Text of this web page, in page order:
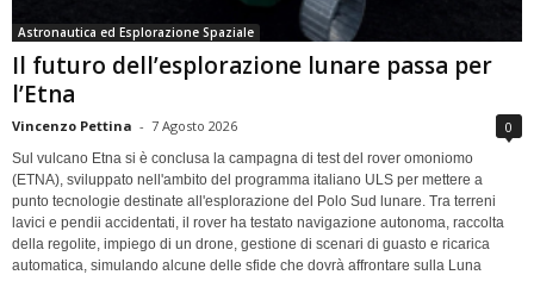
Astronautica ed Esplorazione Spaziale
Il futuro dell’esplorazione lunare passa per
l’Etna
Vincenzo Pettina - 7 Agosto 2026 0
Sul vulcano Etna si è conclusa la campagna di test del rover omoniomo
(ETNA), sviluppato nell'ambito del programma italiano ULS per mettere a
punto tecnologie destinate all'esplorazione del Polo Sud lunare. Tra terreni
lavici e pendii accidentati, il rover ha testato navigazione autonoma, raccolta
della regolite, impiego di un drone, gestione di scenari di guasto e ricarica
automatica, simulando alcune delle sfide che dovrà affrontare sulla Luna